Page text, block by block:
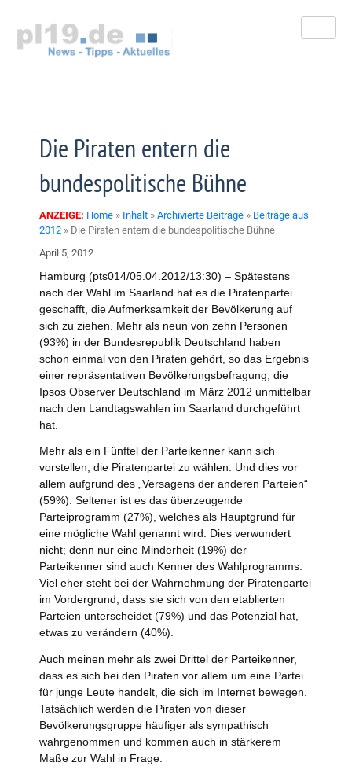
springen
Die Piraten entern die
bundespolitische Bühne
ANZEIGE: Home » Inhalt » Archivierte Beiträge » Beiträge aus
2012 » Die Piraten entern die bundespolitische Bühne
April 5, 2012
Hamburg (pts014/05.04.2012/13:30) – Spätestens
nach der Wahl im Saarland hat es die Piratenpartei
geschafft, die Aufmerksamkeit der Bevölkerung auf
sich zu ziehen. Mehr als neun von zehn Personen
(93%) in der Bundesrepublik Deutschland haben
schon einmal von den Piraten gehört, so das Ergebnis
einer repräsentativen Bevölkerungsbefragung, die
Ipsos Observer Deutschland im März 2012 unmittelbar
nach den Landtagswahlen im Saarland durchgeführt
hat.
Mehr als ein Fünftel der Parteikenner kann sich
vorstellen, die Piratenpartei zu wählen. Und dies vor
allem aufgrund des „Versagens der anderen Parteien“
(59%). Seltener ist es das überzeugende
Parteiprogramm (27%), welches als Hauptgrund für
eine mögliche Wahl genannt wird. Dies verwundert
nicht; denn nur eine Minderheit (19%) der
Parteikenner sind auch Kenner des Wahlprogramms.
Viel eher steht bei der Wahrnehmung der Piratenpartei
im Vordergrund, dass sie sich von den etablierten
Parteien unterscheidet (79%) und das Potenzial hat,
etwas zu verändern (40%).
Auch meinen mehr als zwei Drittel der Parteikenner,
dass es sich bei den Piraten vor allem um eine Partei
für junge Leute handelt, die sich im Internet bewegen.
Tatsächlich werden die Piraten von dieser
Bevölkerungsgruppe häufiger als sympathisch
wahrgenommen und kommen auch in stärkerem
Maße zur Wahl in Frage.